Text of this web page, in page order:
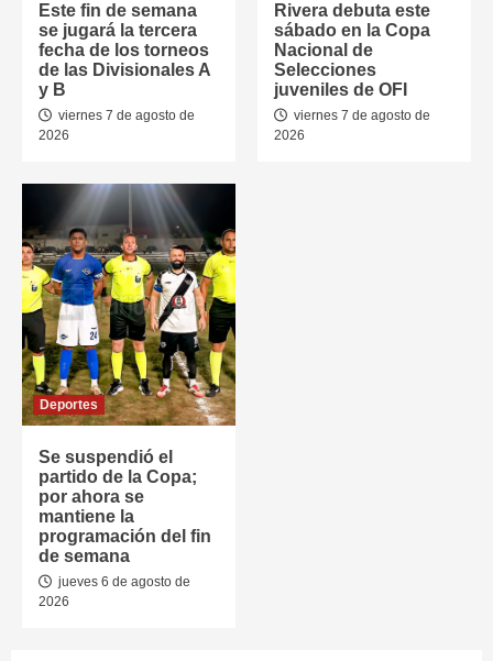
Este fin de semana
se jugará la tercera
fecha de los torneos
de las Divisionales A
y B
viernes 7 de agosto de
2026
Rivera debuta este
sábado en la Copa
Nacional de
Selecciones
juveniles de OFI
viernes 7 de agosto de
2026
Deportes
Se suspendió el
partido de la Copa;
por ahora se
mantiene la
programación del fin
de semana
jueves 6 de agosto de
2026